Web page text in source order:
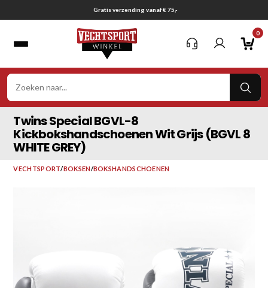
naar
Gratis verzending vanaf € 75,-
0
Twins Special BGVL-8
Kickbokshandschoenen Wit Grijs (BGVL 8
WHITE GREY)
VECHTSPORT/BOKSEN/BOKSHANDSCHOENEN